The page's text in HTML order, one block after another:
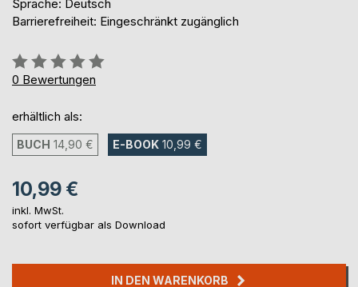
Sprache: Deutsch
Barrierefreiheit: Eingeschränkt zugänglich
Bewertung::
0%
0 Bewertungen
erhältlich als:
BUCH 14,90 € E-BOOK 10,99 €
10,99 €
inkl. MwSt.
sofort verfügbar als Download
IN DEN WARENKORB